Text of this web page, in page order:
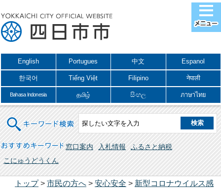
English Portugues 中文 Espanol
한국어 Tiếng Việt Filipino नेपाली
Bahasa Indonesia தமிழ் සිංහල ภาษาไทย
キーワード検索
おすすめキーワード 窓口案内 入札情報
ふるさと納税
こにゅうどうくん
トップ> 市民の方へ > 安心安全 > 新型コロナウイルス感